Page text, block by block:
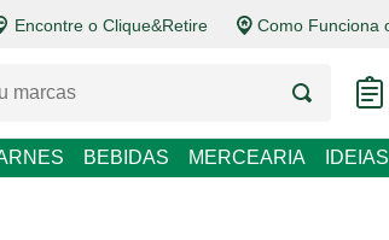
Encontre o Clique&Retire Como Funciona
BEBIDAS MERCEARIA IDEIAS DE